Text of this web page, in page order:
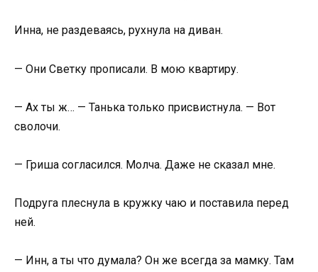
Инна, не раздеваясь, рухнула на диван.
— Они Светку прописали. В мою квартиру.
— Ах ты ж… — Танька только присвистнула. — Вот
сволочи.
— Гриша согласился. Молча. Даже не сказал мне.
Подруга плеснула в кружку чаю и поставила перед
ней.
— Инн, а ты что думала? Он же всегда за мамку. Там